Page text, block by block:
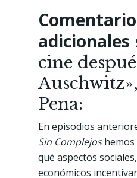
adicionales
cine
Pena:
En episodios
Sin Complejos
qué aspectos
económicos